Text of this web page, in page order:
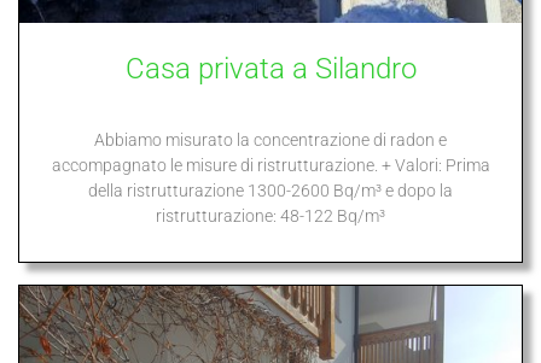
Casa privata a Silandro
Abbiamo misurato la concentrazione di radon e
accompagnato le misure di ristrutturazione. + Valori: Prima
della ristrutturazione 1300-2600 Bq/m³ e dopo la
ristrutturazione: 48-122 Bq/m³